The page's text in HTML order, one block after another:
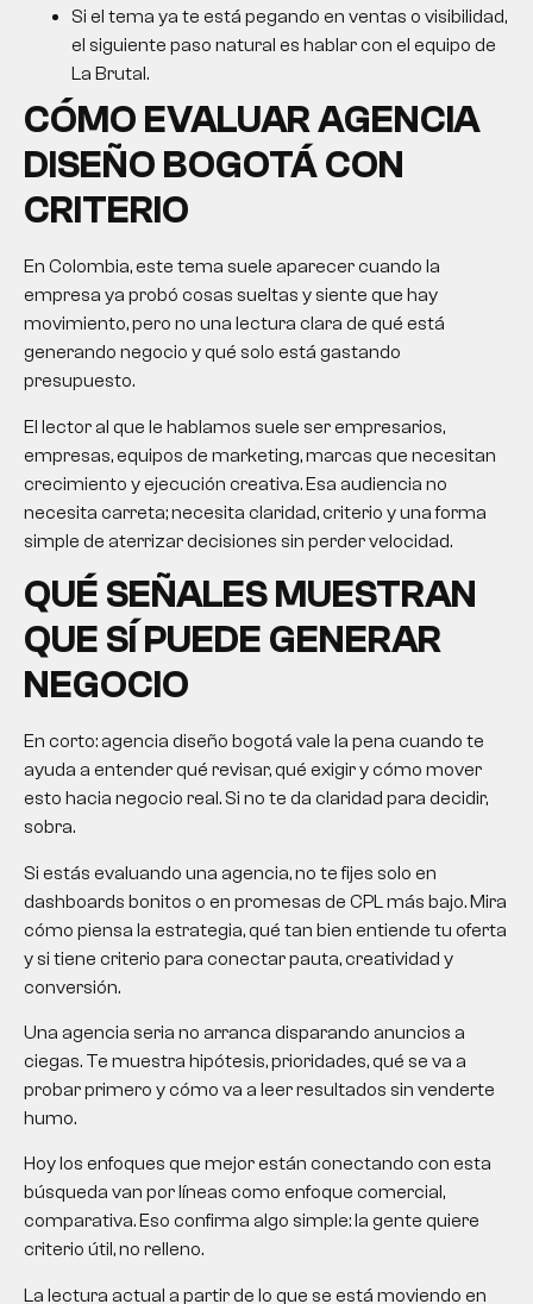
Si el tema ya te está pegando en ventas o visibilidad,
el siguiente paso natural es hablar con el equipo de
La Brutal.
CÓMO EVALUARAGENCIA
DISEÑO BOGOTÁCON
CRITERIO
En Colombia, este tema suele aparecer cuando la
empresa ya probó cosas sueltas y siente que hay
movimiento, pero no una lectura clara de qué está
generando negocio y qué solo está gastando
presupuesto.
El lector al que le hablamos suele ser empresarios,
empresas, equipos de marketing, marcas que necesitan
crecimiento y ejecución creativa. Esa audiencia no
necesita carreta; necesita claridad, criterio y una forma
simple de aterrizar decisiones sin perder velocidad.
QUÉ SEÑALES MUESTRAN
QUE SÍ PUEDE GENERAR
NEGOCIO
En corto: agencia diseño bogotá vale la pena cuando te
ayuda a entender qué revisar, qué exigir y cómo mover
esto hacia negocio real. Si no te da claridad para decidir,
sobra.
Si estás evaluando una agencia, no te fijes solo en
dashboards bonitos o en promesas de CPL más bajo. Mira
cómo piensa la estrategia, qué tan bien entiende tu oferta
y si tiene criterio para conectar pauta, creatividad y
conversión.
Una agencia seria no arranca disparando anuncios a
ciegas. Te muestra hipótesis, prioridades, qué se va a
probar primero y cómo va a leer resultados sin venderte
humo.
Hoy los enfoques que mejor están conectando con esta
búsqueda van por líneas como enfoque comercial,
comparativa. Eso confirma algo simple: la gente quiere
criterio útil, no relleno.
La lectura actual a partir de lo que se está moviendo en